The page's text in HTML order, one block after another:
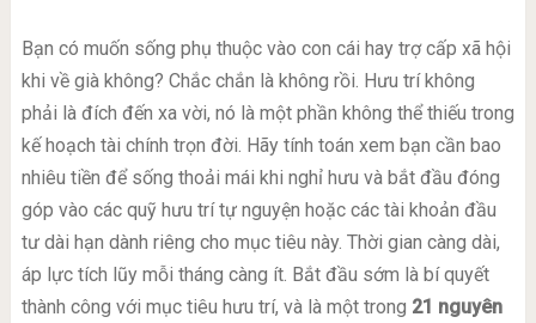
Bạn có muốn sống phụ thuộc vào con cái hay trợ cấp xã hội
khi về già không? Chắc chắn là không rồi. Hưu trí không
phải là đích đến xa vời, nó là một phần không thể thiếu trong
kế hoạch tài chính trọn đời. Hãy tính toán xem bạn cần bao
nhiêu tiền để sống thoải mái khi nghỉ hưu và bắt đầu đóng
góp vào các quỹ hưu trí tự nguyện hoặc các tài khoản đầu
tư dài hạn dành riêng cho mục tiêu này. Thời gian càng dài,
áp lực tích lũy mỗi tháng càng ít. Bắt đầu sớm là bí quyết
thành công với mục tiêu hưu trí, và là một trong 21 nguyên